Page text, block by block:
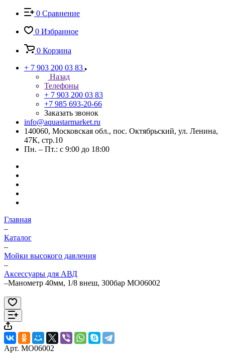
0 Сравнение
0 Избранное
0 Корзина
+ 7 903 200 03 83
Назад
Телефоны
+ 7 903 200 03 83
+7 985 693-20-66
Заказать звонок
info@aquastarmarket.ru
140060, Московская обл., пос. Октябрьский, ул. Ленина,
47К, стр.10
Пн. – Пт.: с 9:00 до 18:00
Главная
–
Каталог
–
Мойки высокого давления
–
Аксессуары для АВД
–Манометр 40мм, 1/8 внеш, 300бар MO06002
Арт. MO06002